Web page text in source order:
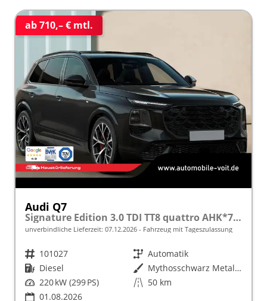
ab 710,– € mtl.
Audi Q7
Signature Edition 3.0 TDI TT8 quattro AHK*7Sitzer*Pano*Standheizung*TechPro*22"LM*HeadUp
unverbindliche Lieferzeit: 07.12.2026 Fahrzeug mit Tageszulassung
Fahrzeugnr. 101027 Getriebe Automatik
Kraftstoff Diesel Außenfarbe
Mythosschwarz Metallic (0E0E)
Leistung 220 kW (299 PS) Kilometerstand 50 km
01.08.2026